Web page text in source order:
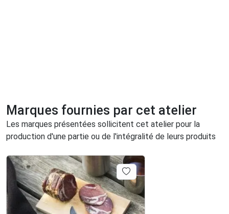
Marques fournies par cet atelier
Les marques présentées sollicitent cet atelier pour la
production d'une partie ou de l'intégralité de leurs produits